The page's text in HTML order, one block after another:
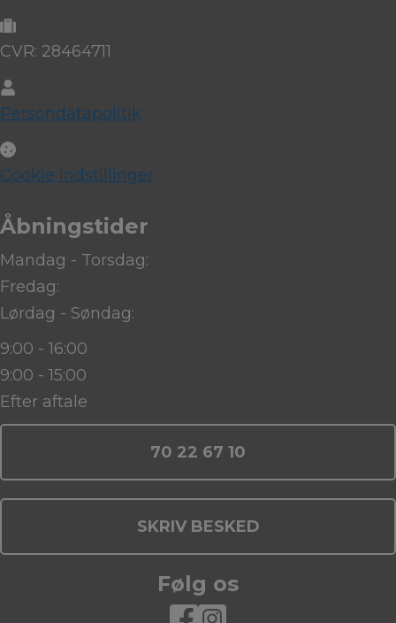
CVR: 28464711
Persondatapolitik
Cookie indstillinger
Åbningstider
Mandag - Torsdag:
Fredag:
Lørdag - Søndag:
9:00 - 16:00
9:00 - 15:00
Efter aftale
70 22 67 10
SKRIV BESKED
Følg os